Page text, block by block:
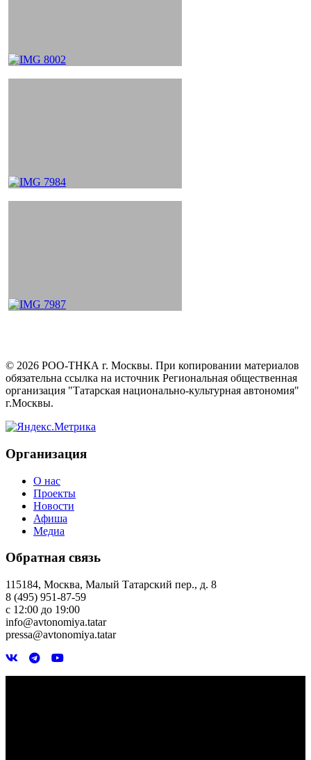
© 2026 РОО-ТНКА г. Москвы. При копировании материалов
обязательна ссылка на источник Региональная общественная
организация "Татарская национально-культурная автономия"
г.Москвы.
Организация
О нас
Проекты
Новости
Афиша
Медиа
Обратная связь
115184, Москва, Малый Татарский пер., д. 8
8 (495) 951-87-59
с 12:00 до 19:00
info@avtonomiya.tatar
pressa@avtonomiya.tatar